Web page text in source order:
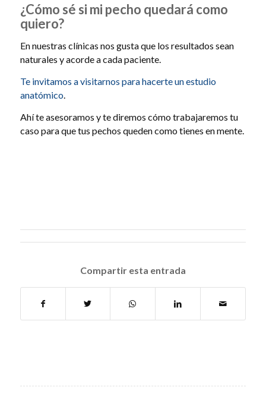
¿Cómo sé si mi pecho quedará como
quiero?
En nuestras clínicas nos gusta que los resultados sean
naturales y acorde a cada paciente.
Te invitamos a visitarnos para hacerte un estudio
anatómico.
Ahí te asesoramos y te diremos cómo trabajaremos tu
caso para que tus pechos queden como tienes en mente.
Compartir esta entrada